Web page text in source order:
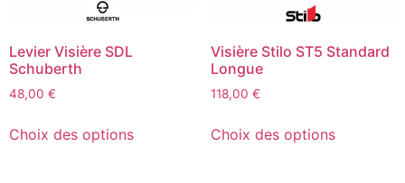
Levier Visière SDL
Schuberth
48,00 €
Choix des options
Visière Stilo ST5 Standard
Longue
118,00 €
Choix des options